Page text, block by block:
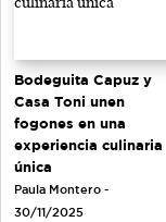
Bodeguita Capuz y
Casa Toni unen
fogones en una
experiencia culinaria
única
Paula Montero -
30/11/2025